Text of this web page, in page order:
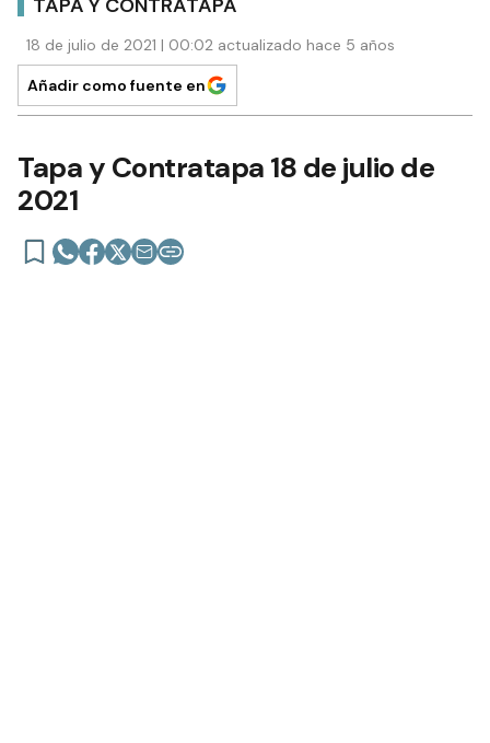
TAPA Y CONTRATAPA
18 de julio de 2021 | 00:02 actualizado hace 5 años
Añadir como fuente en
Tapa y Contratapa 18 de julio de
2021